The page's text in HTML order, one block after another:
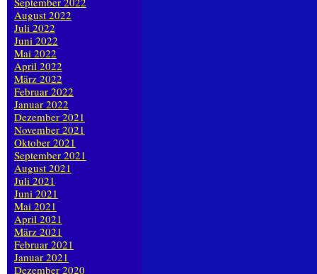
August 2022
Juli 2022
Juni 2022
Mai 2022
April 2022
März 2022
Februar 2022
Januar 2022
Dezember 2021
November 2021
Oktober 2021
September 2021
August 2021
Juli 2021
Juni 2021
Mai 2021
April 2021
März 2021
Februar 2021
Januar 2021
Dezember 2020